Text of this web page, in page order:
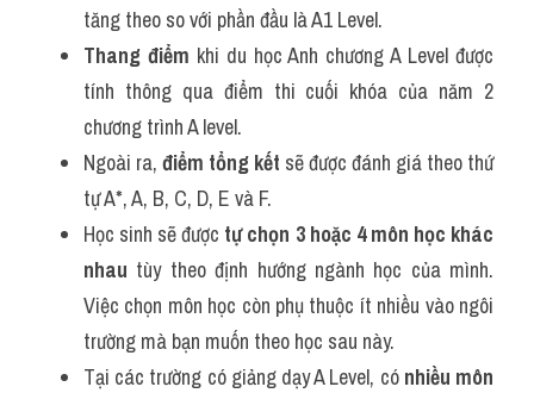
tăng theo so với phần đầu là A1 Level.
Thang điểm khi du học Anh chương A Level được
tính thông qua điểm thi cuối khóa của năm 2
chương trình A level.
Ngoài ra, điểm tổng kết sẽ được đánh giá theo thứ
tự A*, A, B, C, D, E và F.
Học sinh sẽ được tự chọn 3 hoặc 4 môn học khác
nhau tùy theo định hướng ngành học của mình.
Việc chọn môn học còn phụ thuộc ít nhiều vào ngôi
trường mà bạn muốn theo học sau này.
Tại các trường có giảng dạy A Level, có nhiều môn